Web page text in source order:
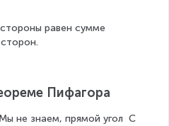
равен сумме
Пифагора
не знаем, прямой угол C